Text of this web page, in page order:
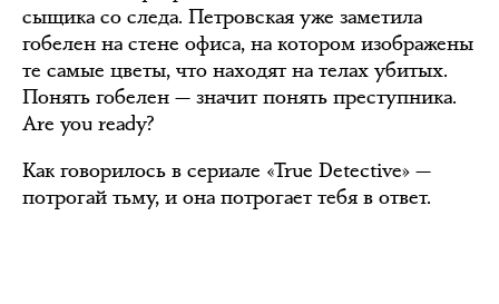
сыщика со следа. Петровская уже заметила
гобелен на стене офиса, на котором изображены
те самые цветы, что находят на телах убитых.
Понять гобелен — значит понять преступника.
Are you ready?
Как говорилось в сериале «True Detective» —
потрогай тьму, и она потрогает тебя в ответ.